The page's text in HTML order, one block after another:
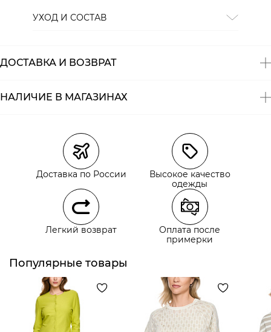
УХОД И СОСТАВ
ДОСТАВКА И ВОЗВРАТ
Курьерская доставка СДЭК
Самовывоз из пункта выдачи СДЭК
Самовывоз из наших магазинов
Самовывоз из пункта выдачи СДЭК
НАЛИЧИЕ В МАГАЗИНАХ
Доставка по России
Высокое качество
одежды
Легкий возврат
Оплата после
примерки
Популярные товары